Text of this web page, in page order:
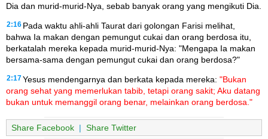
Dia dan murid-murid-Nya, sebab banyak orang yang mengikuti Dia.
2:16 Pada waktu ahli-ahli Taurat dari golongan Farisi melihat,
bahwa Ia makan dengan pemungut cukai dan orang berdosa itu,
berkatalah mereka kepada murid-murid-Nya: "Mengapa Ia makan
bersama-sama dengan pemungut cukai dan orang berdosa?"
2:17 Yesus mendengarnya dan berkata kepada mereka: "Bukan
orang sehat yang memerlukan tabib, tetapi orang sakit; Aku datang
bukan untuk memanggil orang benar, melainkan orang berdosa."
Share Facebook | Share Twitter